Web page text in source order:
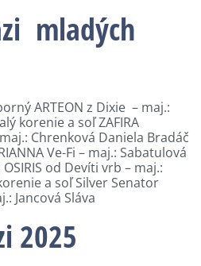
mladých
ARTEON z Dixie – maj.:
korenie a soľ ZAFIRA
maj.: Chrenková Daniela Bradáč
Ve-Fi – maj.: Sabatulová
od Devíti vrb – maj.:
a soľ Silver Senator
Jancová Sláva
2025